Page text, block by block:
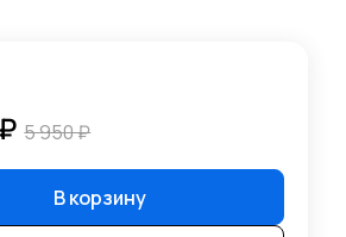
5 950 ₽
В корзину